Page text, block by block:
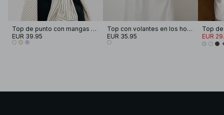
Top de punto con mangas cortas
EUR 39.95
Top con volantes en los hombros
EUR 35.95
EUR